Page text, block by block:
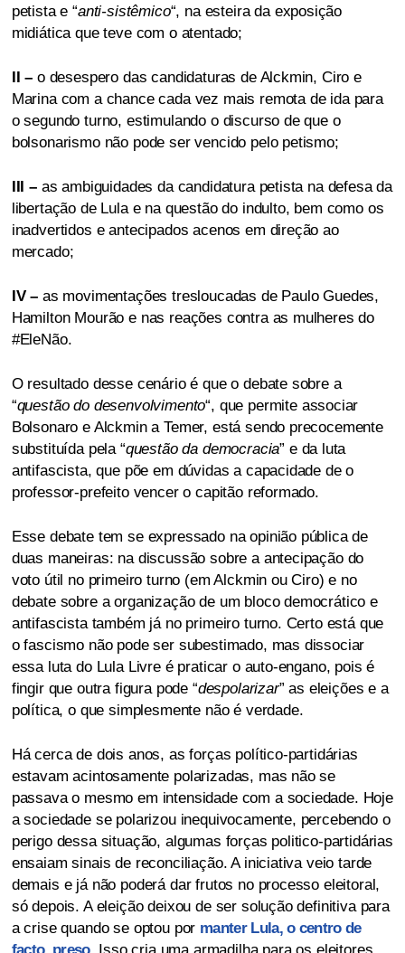
petista e “anti-sistêmico“, na esteira da exposição
midiática que teve com o atentado;
II – o desespero das candidaturas de Alckmin, Ciro e
Marina com a chance cada vez mais remota de ida para
o segundo turno, estimulando o discurso de que o
bolsonarismo não pode ser vencido pelo petismo;
III –as ambiguidades da candidatura petista na defesa da
libertação de Lula e na questão do indulto, bem como os
inadvertidos e antecipados acenos em direção ao
mercado;
IV – as movimentações tresloucadas de Paulo Guedes,
Hamilton Mourão e nas reações contra as mulheres do
#EleNão.
O resultado desse cenário é que o debate sobre a
“questão do desenvolvimento“, que permite associar
Bolsonaro e Alckmin a Temer, está sendo precocemente
substituída pela “questão da democracia” e da luta
antifascista, que põe em dúvidas a capacidade de o
professor-prefeito vencer o capitão reformado.
Esse debate tem se expressado na opinião pública de
duas maneiras: na discussão sobre a antecipação do
voto útil no primeiro turno (em Alckmin ou Ciro) e no
debate sobre a organização de um bloco democrático e
antifascista também já no primeiro turno. Certo está que
o fascismo não pode ser subestimado, mas dissociar
essa luta do Lula Livre é praticar o auto-engano, pois é
fingir que outra figura pode “despolarizar” as eleições e a
política, o que simplesmente não é verdade.
Há cerca de dois anos, as forças político-partidárias
estavam acintosamente polarizadas, mas não se
passava o mesmo em intensidade com a sociedade. Hoje
a sociedade se polarizou inequivocamente, percebendo o
perigo dessa situação, algumas forças politico-partidárias
ensaiam sinais de reconciliação. A iniciativa veio tarde
demais e já não poderá dar frutos no processo eleitoral,
só depois. A eleição deixou de ser solução definitiva para
a crise quando se optou por manter Lula, o centro de